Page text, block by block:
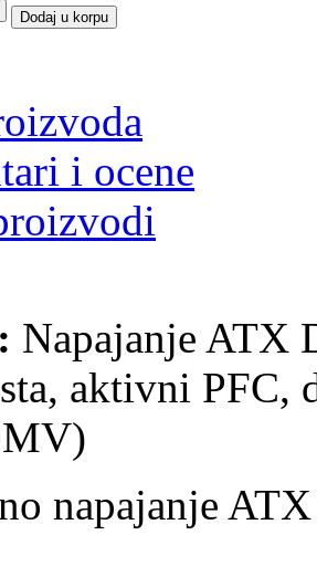
i ocene
Napajanje ATX
aktivni
napajanje